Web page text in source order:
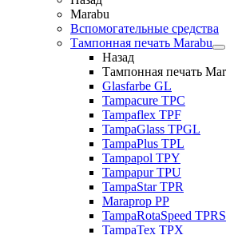
Marabu
Вспомогательные средства
Тампонная печать Marabu
Назад
Тампонная печать
Glasfarbe GL
Tampacure TPC
Tampaflex TPF
TampaGlass TPGL
TampaPlus TPL
Tampapol TPY
Tampapur TPU
TampaStar TPR
Maraprop PP
TampaRotaSpeed TPRS
TampaTex TPX